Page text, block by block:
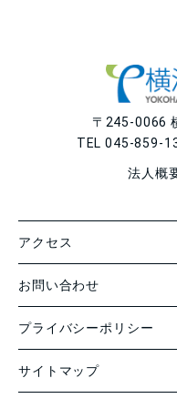
〒245-0066
TEL 045-859-
法人概
アクセス
お問い合わせ
プライバシーポリシー
サイトマップ